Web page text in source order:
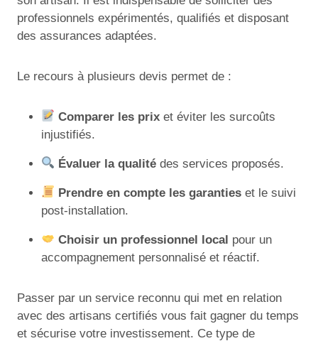
professionnels expérimentés, qualifiés et disposant
des assurances adaptées.
Le recours à plusieurs devis permet de :
Comparer les prix et éviter les surcoûts
injustifiés.
Évaluer la qualité des services proposés.
Prendre en compte les garanties et le suivi
post-installation.
Choisir un professionnel local pour un
accompagnement personnalisé et réactif.
Passer par un service reconnu qui met en relation
avec des artisans certifiés vous fait gagner du temps
et sécurise votre investissement. Ce type de